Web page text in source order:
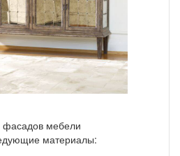
мебели
материалы: